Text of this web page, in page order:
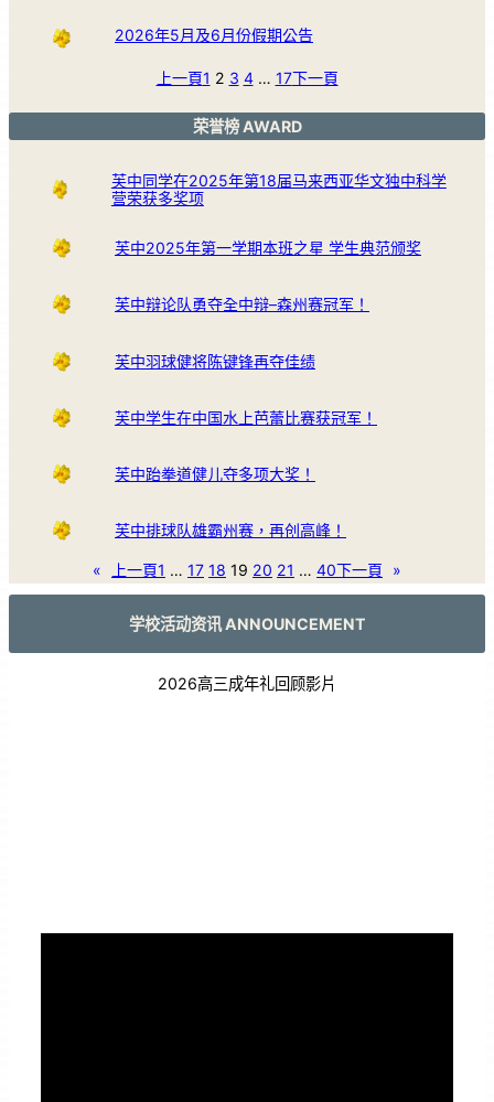
2026年5月及6月份假期公告
上一頁1 2 3 4 … 17下一頁
荣誉榜 AWARD
芙中同学在2025年第18届马来西亚华文独中科学
营荣获多奖项
芙中2025年第一学期本班之星 学生典范颁奖
芙中辩论队勇夺全中辩–森州赛冠军！
芙中羽球健将陈键锋再夺佳绩
芙中学生在中国水上芭蕾比赛获冠军！
芙中跆拳道健儿夺多项大奖！
芙中排球队雄霸州赛，再创高峰！
« 上一頁1 … 17 18 19 20 21 … 40下一頁 »
学校活动资讯 ANNOUNCEMENT
2026高三成年礼回顾影片